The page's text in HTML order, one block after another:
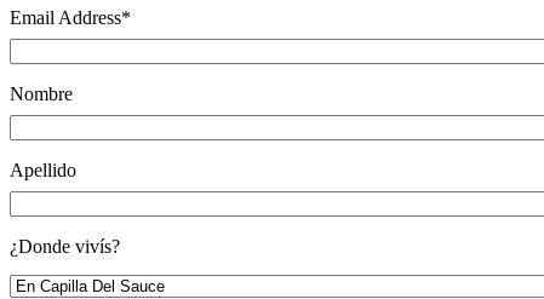
Email Address*
Nombre
Apellido
¿Donde vivís?